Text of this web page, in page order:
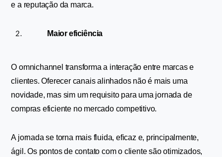
e a reputação da marca.
Maior eficiência
O omnichannel transforma a interação entre marcas e
clientes. Oferecer canais alinhados não é mais uma
novidade, mas sim um requisito para uma jornada de
compras eficiente no mercado competitivo.
A jornada se torna mais fluida, eficaz e, principalmente,
ágil. Os pontos de contato com o cliente são otimizados,